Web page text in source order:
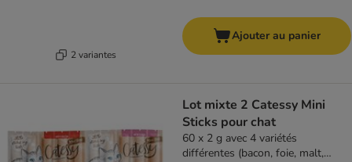
2 variantes
Ajouter au panier
Lot mixte 2 Catessy Mini
Sticks pour chat
60 x 2 g avec 4 variétés
différentes (bacon, foie, malt,